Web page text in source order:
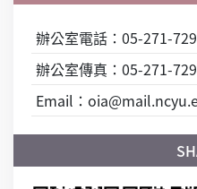
辦公室電話：05-271-
辦公室傳真：05-271-
Email：